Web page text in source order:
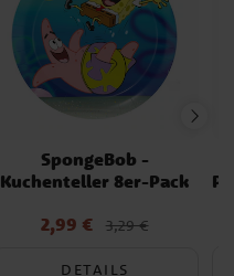
SpongeBob -
Kuchenteller 8er-Pack
Aktueller Preis:
2,99 € Vorheriger Preis
2,99 € 3,29 €
DETAILS